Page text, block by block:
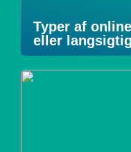
Typer af
eller